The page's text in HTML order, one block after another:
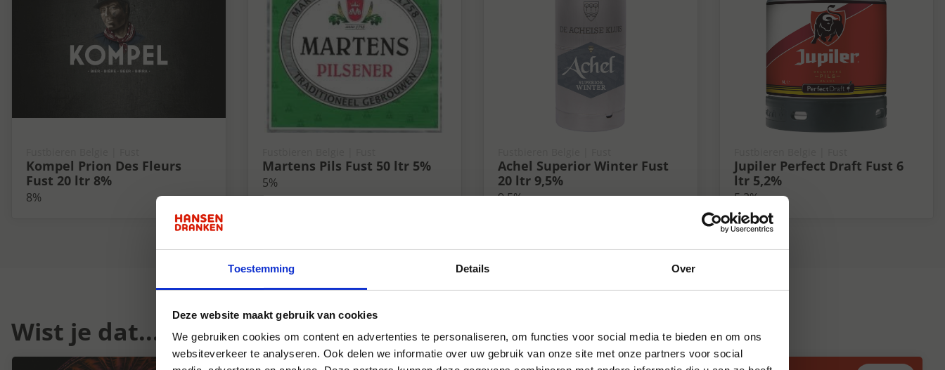
Toestemming Details Over
Deze website maakt gebruik van cookies
We gebruiken cookies om content en advertenties te personaliseren, om functies voor social media te bieden en om ons
websiteverkeer te analyseren. Ook delen we informatie over uw gebruik van onze site met onze partners voor social
Kompel Prion Des Fleurs
Fust 20 ltr 8%
8%
Martens Pils Fust 50 ltr 5%
5%
Achel Superior Winter Fust
20 ltr 9,5%
9.5%
Jupiler Perfect Draft Fust 6
ltr 5,2%
5.2%
Wist je dat...